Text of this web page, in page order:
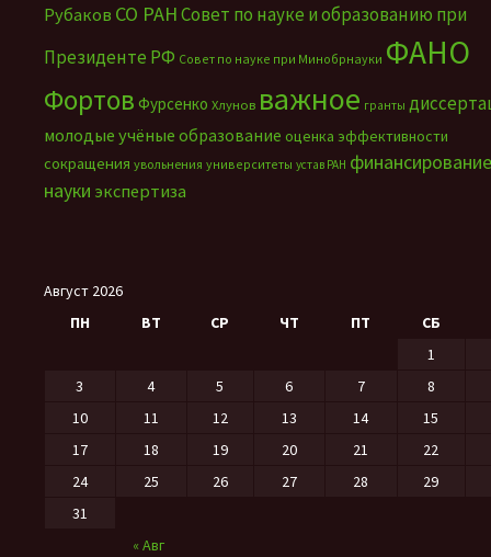
Рубаков СО РАНСовет по науке и образованию при
Президенте РФ Совет по науке при Минобрнауки ФАНО
Фортов Фурсенко Хлунов важное гранты
молодые учёные образование оценка эффективности
сокращения увольнения университеты устав РАН финансирование
науки экспертиза
Август 2026
ПН
ВТ СР ЧТ ПТ СБ
« Авг
1
3
4 5 6 7
8
10
11 12 13 14
15
17
18 19 20 21
22
24
25 26 27 28
29
31